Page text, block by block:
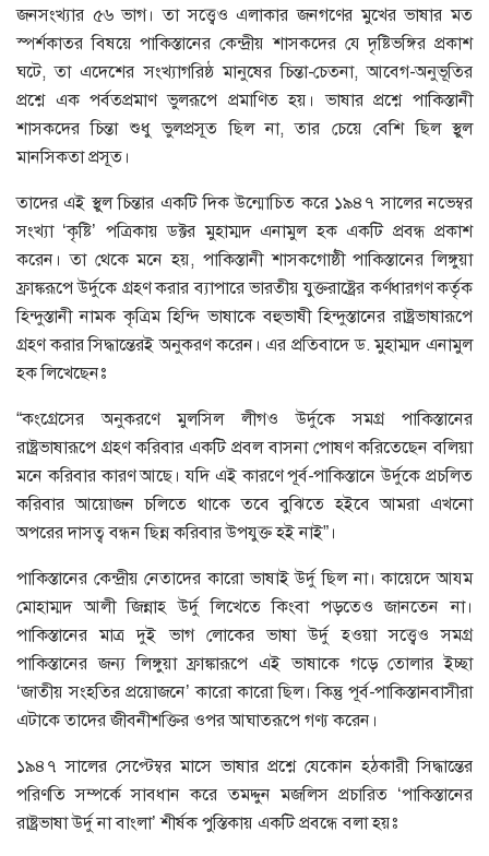
জনসংখ্যার ৫৬ ভাগ। তা সত্ত্বেও এলাকার জনগণের মুখের ভাষার মত
স্পর্শকাতর বিষয়ে পাকিস্তানের কেন্দ্রীয় শাসকদের যে দৃষ্টিভঙ্গির প্রকাশ
ঘটে, তা এদেশের সংখ্যাগরিষ্ঠ মানুষের চিন্তা-চেতনা, আবেগ-অনুভূতির
প্রশ্নে এক পর্বতপ্রমাণ ভুলরূপে প্রমাণিত হয়। ভাষার প্রশ্নে পাকিস্তানী
শাসকদের চিন্তা শুধু ভুলপ্রসূত ছিল না, তার চেয়ে বেশি ছিল স্থুল
মানসিকতা প্রসূত।
তাদের এই স্থুল চিন্তার একটি দিক উন্মোচিত করে ১৯৪৭ সালের নভেম্বর
সংখ্যা ‘কৃষ্টি’ পত্রিকায় ডক্টর মুহাম্মদ এনামুল হক একটি প্রবন্ধ প্রকাশ
করেন। তা থেকে মনে হয়, পাকিস্তানী শাসকগোষ্ঠী পাকিস্তানের লিঙ্গুয়া
ফ্রাঙ্করূপে উর্দুকে গ্রহণ করার ব্যাপারে ভারতীয় যুক্তরাষ্ট্রের কর্ণধারগণ কর্তৃক
হিন্দুস্তানী নামক কৃত্রিম হিন্দি ভাষাকে বহুভাষী হিন্দুস্তানের রাষ্ট্রভাষারূপে
গ্রহণ করার সিদ্ধান্তেরই অনুকরণ করেন। এর প্রতিবাদে ড. মুহাম্মদ এনামুল
হক লিখেছেনঃ
“কংগ্রেসের অনুকরণে মুলসিল লীগও উর্দুকে সমগ্র পাকিস্তানের
রাষ্ট্রভাষারূপে গ্রহণ করিবার একটি প্রবল বাসনা পোষণ করিতেছেন বলিয়া
মনে করিবার কারণ আছে। যদি এই কারণে পূর্ব-পাকিস্তানে উর্দুকে প্রচলিত
করিবার আয়োজন চলিতে থাকে তবে বুঝিতে হইবে আমরা এখনো
অপরের দাসত্ব বন্ধন ছিন্ন করিবার উপযুক্ত হই নাই”।
পাকিস্তানের কেন্দ্রীয় নেতাদের কারো ভাষাই উর্দু ছিল না। কায়েদে আযম
মোহাম্মদ আলী জিন্নাহ উর্দু লিখেতে কিংবা পড়তেও জানতেন না।
পাকিস্তানের মাত্র দুই ভাগ লোকের ভাষা উর্দু হওয়া সত্ত্বেও সমগ্র
পাকিস্তানের জন্য লিঙ্গুয়া ফ্রাঙ্কারূপে এই ভাষাকে গড়ে তোলার ইচ্ছা
‘জাতীয় সংহতির প্রয়োজনে’ কারো কারো ছিল। কিন্তু পূর্ব-পাকিস্তানবাসীরা
এটাকে তাদের জীবনীশক্তির ওপর আঘাতরূপে গণ্য করেন।
১৯৪৭ সালের সেপ্টেম্বর মাসে ভাষার প্রশ্নে যেকোন হঠকারী সিদ্ধান্তের
পরিণতি সম্পর্কে সাবধান করে তমদ্দুন মজলিস প্রচারিত ‘পাকিস্তানের
রাষ্ট্রভাষা উর্দু না বাংলা’ শীর্ষক পুস্তিকায় একটি প্রবন্ধে বলা হয়ঃ